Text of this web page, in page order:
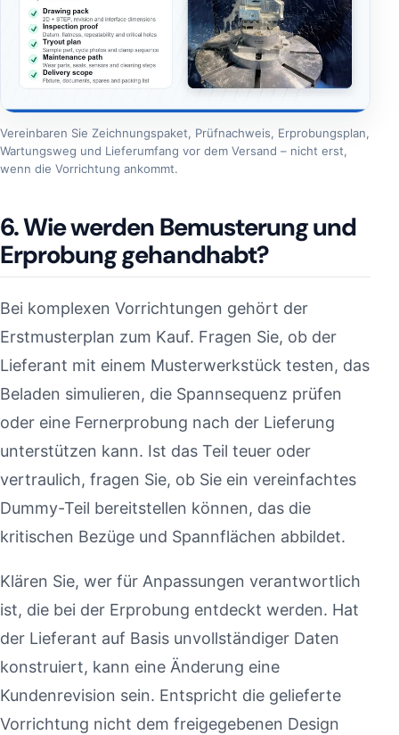
Vereinbaren Sie Zeichnungspaket, Prüfnachweis, Erprobungsplan,
Wartungsweg und Lieferumfang vor dem Versand – nicht erst,
wenn die Vorrichtung ankommt.
6. Wie werden Bemusterung und
Erprobung gehandhabt?
Bei komplexen Vorrichtungen gehört der
Erstmusterplan zum Kauf. Fragen Sie, ob der
Lieferant mit einem Musterwerkstück testen, das
Beladen simulieren, die Spannsequenz prüfen
oder eine Fernerprobung nach der Lieferung
unterstützen kann. Ist das Teil teuer oder
vertraulich, fragen Sie, ob Sie ein vereinfachtes
Dummy-Teil bereitstellen können, das die
kritischen Bezüge und Spannflächen abbildet.
Klären Sie, wer für Anpassungen verantwortlich
ist, die bei der Erprobung entdeckt werden. Hat
der Lieferant auf Basis unvollständiger Daten
konstruiert, kann eine Änderung eine
Kundenrevision sein. Entspricht die gelieferte
Vorrichtung nicht dem freigegebenen Design